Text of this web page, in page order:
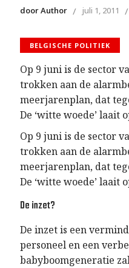
door Author juli 1, 2011
BELGISCHE POLITIEK
Op 9 juni is de sector
trokken aan de
meerjarenplan, dat
De ‘witte woede’ laait
Op 9 juni is de sector
trokken aan de
meerjarenplan, dat
De ‘witte woede’ laait
De inzet?
De inzet is een
personeel en een
babyboomgeneratie